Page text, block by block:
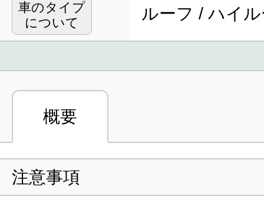
車のタイプ
について
ルーフ / ハイ
概要
注意事項